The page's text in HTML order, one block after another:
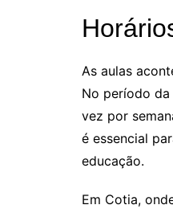
As aulas
No período da
vez por
é essencial
educação.
Em Cotia,